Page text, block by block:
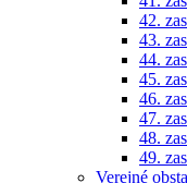
42.
43.
44.
45.
46.
47.
48.
49.
Verejné